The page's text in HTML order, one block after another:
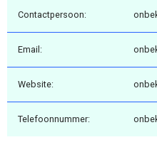
Contactpersoon:
Email:
Website:
Telefoonnummer: